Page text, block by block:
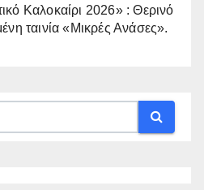
Καλοκαίρι 2026» : Θερινό
ταινία «Μικρές Ανάσες».